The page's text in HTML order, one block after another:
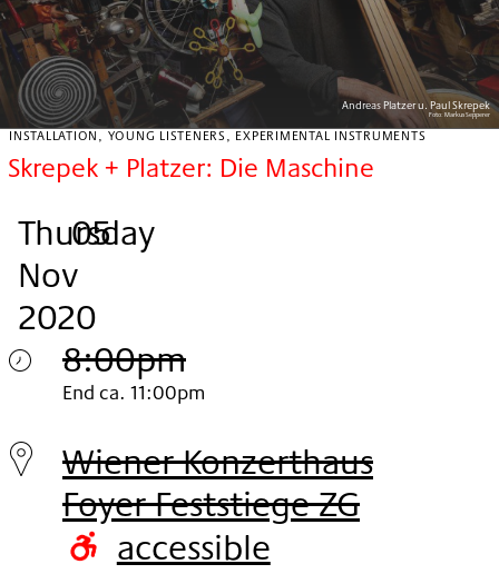
Andreas Platzer u. Paul Skrepek
Foto: Markus Sepperer
INSTALLATION, YOUNG LISTENERS, EXPERIMENTAL INSTRUMENTS
Skrepek + Platzer: Die Maschine
Thursday
, 05
.
Nov
2020
.
8:00pm
Thursday
05.
Nov
2020
End ca. 11:00pm
Wiener Konzerthaus
Foyer Feststiege ZG
accessible